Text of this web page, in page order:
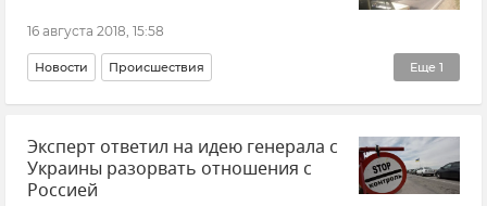
16 августа 2018, 15:58
Еще 1
Новости Происшествия
Ситуация на дорогах Крыма
Эксперт ответил на идею генерала с
Украины разорвать отношения с
Россией